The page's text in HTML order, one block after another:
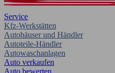
Service
Kfz-Werkstätten
Autohäuser und Händler
Autoteile-Händler
Autowaschanlagen
Auto verkaufen
Auto bewerten